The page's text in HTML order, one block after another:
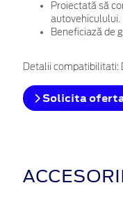
Proiectată să
autovehiculului.
Beneficiază de
Detalii compatibilitati:
Solicita